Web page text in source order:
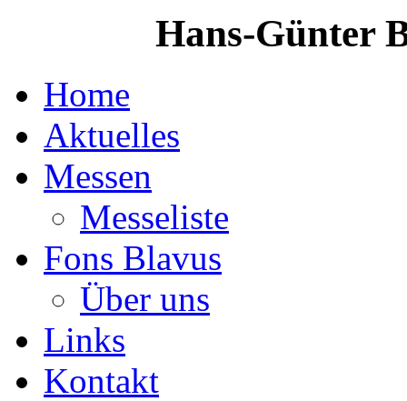
Hans-Günter
Home
Aktuelles
Messen
Messeliste
Fons Blavus
Über uns
Links
Kontakt